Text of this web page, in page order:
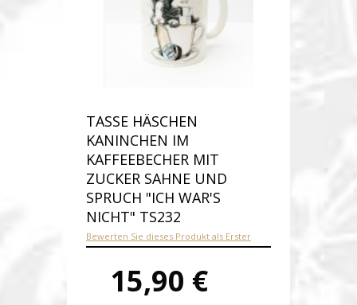
TASSE HÄSCHEN
KANINCHEN IM
KAFFEEBECHER MIT
ZUCKER SAHNE UND
SPRUCH "ICH WAR'S
NICHT" TS232
Bewerten Sie dieses Produkt als Erster
15,90 €